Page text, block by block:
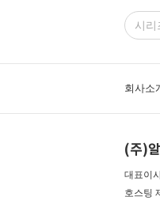
회사소
(주)
대표이
호스팅